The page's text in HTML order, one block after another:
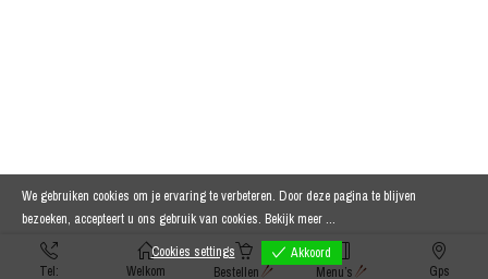
Tel: Welkom Bestellen Menu’s Gps
We gebruiken cookies om je ervaring te verbeteren. Door deze pagina te blijven
bezoeken, accepteert u ons gebruik van cookies. Bekijk meer ...
Cookies settings
Akkoord